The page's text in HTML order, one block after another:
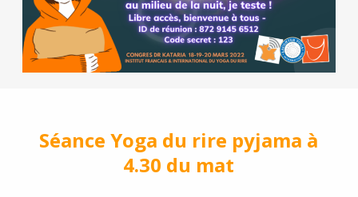
Séance Yoga du rire pyjama à
4.30 du mat